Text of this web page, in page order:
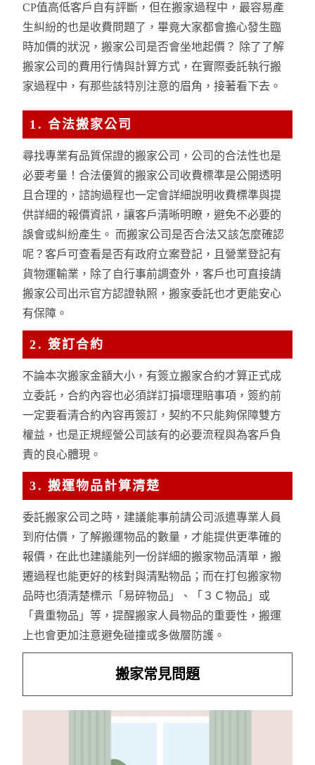
CP值高低客戶自有評斷，但在搬家過程中，最容易產
生糾紛的也是收費問題了，畢竟大家都會擔心發生臨
時加價的狀況，搬家公司是否會坐地起價？ 除了了解
搬家公司的費用行情與計算方式，在實際委託執行搬
家過程中，有那些該特別注意的眉角，接著看下去。
1. 合法搬家公司
尋找專業有品質保證的搬家公司，公司的合法性也是
必要考量！合法優質的搬家公司收費標準是公開透明
且合理的，諮詢過程也一定會詳細說明收費標準與提
供詳細的報價資訊，讓客戶清晰明瞭，避免不必要的
誤會或糾紛產生。 而搬家公司是否合法又該怎麼確認
呢？客戶可查看是否有政府立案登記，且營業登記有
貨物運輸業，除了自行事前調查外，客戶也可直接請
搬家公司出示官方認證執照，搬家委託也才更能安心
有保障。
2. 簽訂合約
不論本次搬家金額大小，有簽立搬家合約才算正式成
立委託，合約內容也必須詳訂損壞理賠事項，簽約前
一定要看清合約內容再簽訂，契約不只能夠保障雙方
權益，也是正規經營公司該有的必要流程與為客戶負
責的良心體現。
3. 搬運物品計算清楚
委託搬家公司之時，建議能事前請公司派遣專業人員
到府估價，了解搬運物品的數量，才能提供更準確的
報價，在此也建議能列一份詳細的搬家物品清單，搬
遷過程也能更好的核對與清點物品；而在打包搬家物
品時也須清楚標示「易碎物品」、「３Ｃ物品」或
「貴重物品」等，提醒搬家人員物品的重要性，搬運
上也會更加注意避免碰撞或多做層防護。
搬家常見問題